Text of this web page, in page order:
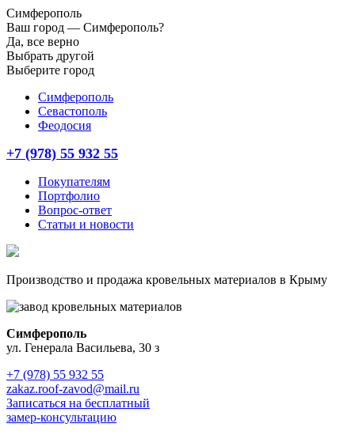
Симферополь
Ваш город — Симферополь?
Да, все верно
Выбрать другой
Выберите город
Симферополь
Севастополь
Феодосия
+7 (978) 55 932 55
Покупателям
Портфолио
Вопрос-ответ
Статьи и новости
Производство и продажа кровельных материалов в Крыму
Симферополь
ул. Генерала Васильева, 30 з
+7 (978) 55 932 55
zakaz.roof-zavod@mail.ru
Записаться на бесплатный
замер-консультацию